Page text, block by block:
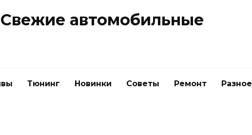
автомобильные
Тюнинг Новинки Советы Ремонт Разное